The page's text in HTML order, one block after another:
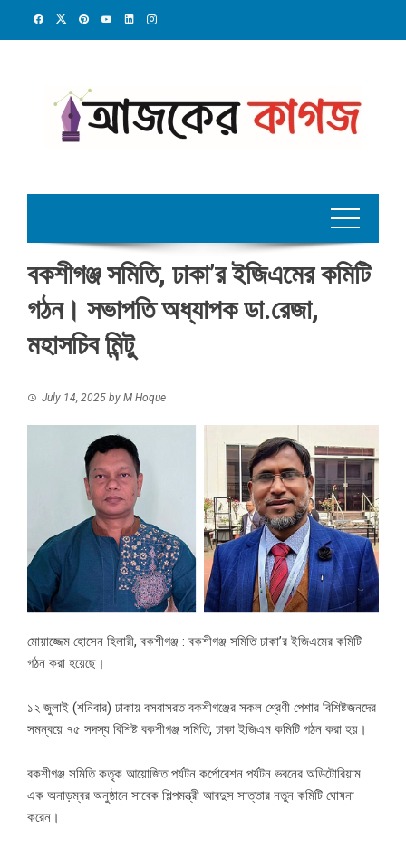
বকশীগঞ্জ সমিতি, ঢাকা’র ইজিএমের কমিটি
গঠন। সভাপতি অধ্যাপক ডা.রেজা,
মহাসচিব মিন্টু
July 14, 2025 by M Hoque
মোয়াজ্জেম হোসেন হিলারী, বকশীগঞ্জ : বকশীগঞ্জ সমিতি ঢাকা’র ইজিএমের কমিটি
গঠন করা হয়েছে।
১২ জুলাই (শনিবার) ঢাকায় বসবাসরত বকশীগঞ্জের সকল শ্রেণী পেশার বিশিষ্টজনদের
সমন্বয়ে ৭৫ সদস্য বিশিষ্ট বকশীগঞ্জ সমিতি, ঢাকা ইজিএম কমিটি গঠন করা হয়।
বকশীগঞ্জ সমিতি কতৃক আয়োজিত পর্যটন কর্পোরেশন পর্যটন ভবনের অডিটোরিয়াম
এক অনাড়ম্বর অনুষ্ঠানে সাবেক শিল্পমন্ত্রী আবদুস সাত্তার নতুন কমিটি ঘোষনা
করেন।